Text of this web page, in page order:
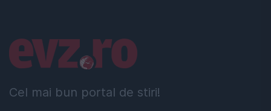
Cel mai bun portal de stiri!
Linkuri utile